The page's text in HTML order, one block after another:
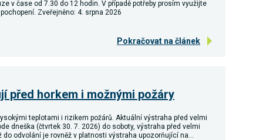
v čase od 7.30 do 12 hodin. V případě potřeby prosím využijte
Zveřejněno: 4. srpna 2026
Pokračovat na článek
před horkem i možnými požáry
teplotami i rizikem požárů. Aktuální výstraha před velmi
dneška (čtvrtek 30. 7. 2026) do soboty, výstraha před velmi
do odvolání je rovněž v platnosti výstraha upozorňující na…